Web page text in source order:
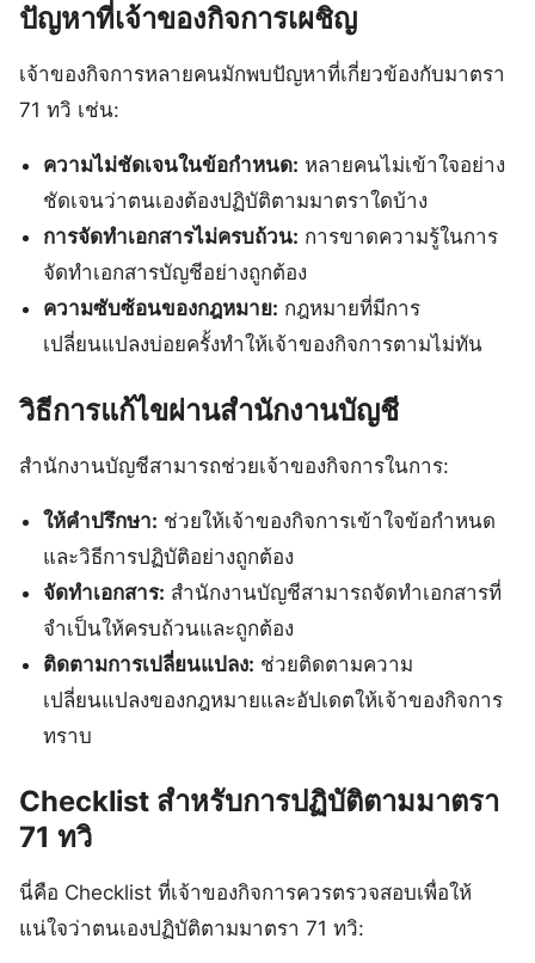
ปัญหาที่เจ้าของกิจการเผชิญ
เจ้าของกิจการหลายคนมักพบปัญหาที่เกี่ยวข้องกับมาตรา
71 ทวิ เช่น:
ความไม่ชัดเจนในข้อกำหนด: หลายคนไม่เข้าใจอย่าง
ชัดเจนว่าตนเองต้องปฏิบัติตามมาตราใดบ้าง
การจัดทำเอกสารไม่ครบถ้วน: การขาดความรู้ในการ
จัดทำเอกสารบัญชีอย่างถูกต้อง
ความซับซ้อนของกฎหมาย: กฎหมายที่มีการ
เปลี่ยนแปลงบ่อยครั้งทำให้เจ้าของกิจการตามไม่ทัน
วิธีการแก้ไขผ่านสำนักงานบัญชี
สำนักงานบัญชีสามารถช่วยเจ้าของกิจการในการ:
ให้คำปรึกษา: ช่วยให้เจ้าของกิจการเข้าใจข้อกำหนด
และวิธีการปฏิบัติอย่างถูกต้อง
จัดทำเอกสาร: สำนักงานบัญชีสามารถจัดทำเอกสารที่
จำเป็นให้ครบถ้วนและถูกต้อง
ติดตามการเปลี่ยนแปลง: ช่วยติดตามความ
เปลี่ยนแปลงของกฎหมายและอัปเดตให้เจ้าของกิจการ
ทราบ
Checklist สำหรับการปฏิบัติตามมาตรา
71 ทวิ
นี่คือ Checklist ที่เจ้าของกิจการควรตรวจสอบเพื่อให้
แน่ใจว่าตนเองปฏิบัติตามมาตรา 71 ทวิ: